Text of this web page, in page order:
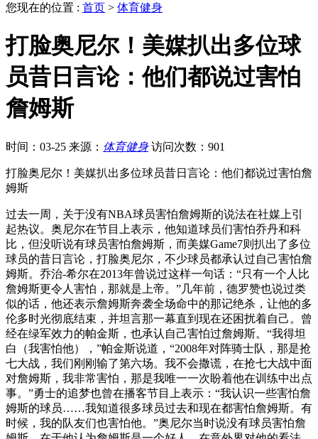
您现在的位置 : 首页 > 体育健身
打脸奥尼尔！美媒扒出多位球
员昔日言论：他们都说过害怕
詹姆斯
时间：03-25 来源： 体育健身 访问次数：901
打脸奥尼尔！美媒扒出多位球员昔日言论：他们都说过害怕詹
姆斯
过去一周，关于没有NBA球员害怕詹姆斯的说法在社媒上引
起热议。奥尼尔在节目上表示，他知道球员们害怕乔丹和科
比，但没听说有球员害怕詹姆斯，而美媒Game7则扒出了多位
球员的昔日言论，打脸奥尼尔，不少球员都承认过自己害怕詹
姆斯。乔治-希尔在2013年曾说过这样一句话：“只有一个人比
詹姆斯更令人害怕，那就是上帝。”几年前，德罗赞也说过类
似的话，他还表示詹姆斯奔袭全场命中的那记绝杀，让他的多
伦多时光彻底结束，并坦言那一幕直到现在还困扰着自己。曾
经在绿军效力的帕金斯，也承认自己害怕过詹姆斯。“我得坦
白（我害怕他），”帕金斯说道，“2008年对阵骑士队，那是抢
七大战，我们刚刚输了第六场。我不会撒谎，在抢七大战中面
对詹姆斯，我非常害怕，那是我唯一一次盼着他在训练中出点
事。”勇士的追梦也曾在播客节目上表示：“我认识一些害怕詹
姆斯的球员……我知道很多球员过去和现在都害怕詹姆斯。有
时候，我的队友们也害怕他。”奥尼尔当时说没有球员害怕詹